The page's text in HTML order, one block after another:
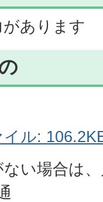
あります
ル:
い場合は